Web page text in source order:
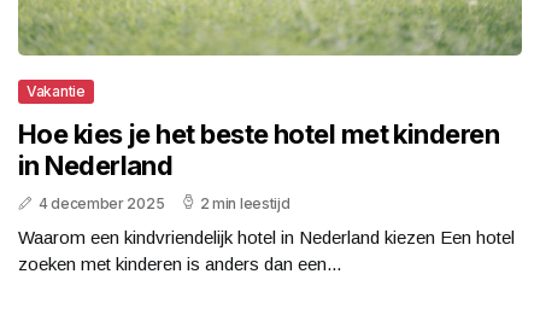
Vakantie
Hoe kies je het beste hotel met kinderen
in Nederland
4 december 2025 2 min leestijd
Waarom een kindvriendelijk hotel in Nederland kiezen Een hotel
zoeken met kinderen is anders dan een...